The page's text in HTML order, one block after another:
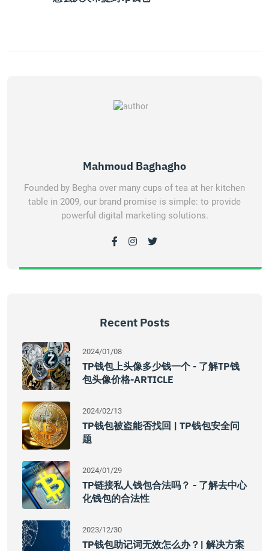
Mahmoud Baghagho
Founded by Begha over many cups of tea at her kitchen
table in 2009, our brand promise is simple: to provide
powerful digital marketing solutions.
Recent Posts
2024/01/08
TP钱包上头像多少钱一个 - 了解TP钱
包头像价格-ARTICLE
2024/02/13
TP钱包被盗能否找回 | TP钱包安全问
题
2024/01/29
TP链接私人钱包合法吗？ - 了解去中心
化钱包的合法性
2023/12/30
TP钱包助记词无效怎么办？| 解决方案